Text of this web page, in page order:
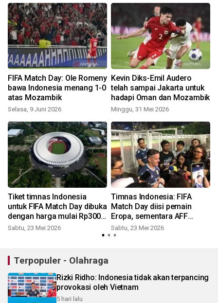
FIFA Match Day: Ole Romeny
bawa Indonesia menang 1-0
atas Mozambik
Selasa, 9 Juni 2026
Kevin Diks-Emil Audero
telah sampai Jakarta untuk
hadapi Oman dan Mozambik
Minggu, 31 Mei 2026
Tiket timnas Indonesia
untuk FIFA Match Day dibuka
dengan harga mulai Rp300
ribu
Sabtu, 23 Mei 2026
Timnas Indonesia: FIFA
Match Day diisi pemain
Eropa, sementara AFF
pemain lokal
Sabtu, 23 Mei 2026
Terpopuler - Olahraga
Rizki Ridho: Indonesia tidak akan terpancing
provokasi oleh Vietnam
5 hari lalu